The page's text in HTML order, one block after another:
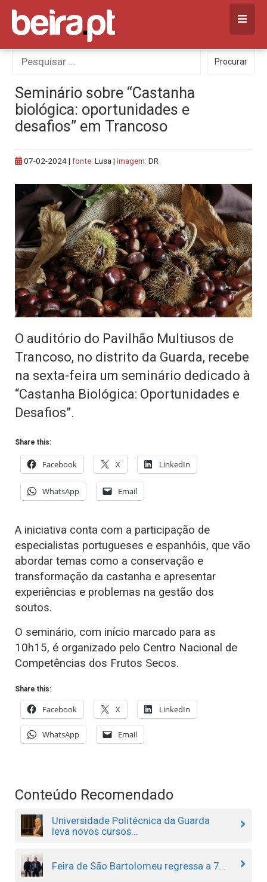
Skip
content
Procurar
por:
Procurar
Seminário sobre “Castanha
biológica: oportunidades e
desafios” em Trancoso
07-02-2024| fonte: Lusa | imagem: DR
O auditório do Pavilhão Multiusos de
Trancoso, no distrito da Guarda, recebe
na sexta-feira um seminário dedicado à
“Castanha Biológica: Oportunidades e
Desafios”.
Share this:
Facebook X LinkedIn
WhatsApp Email
A iniciativa conta com a participação de
especialistas portugueses e espanhóis, que vão
abordar temas como a conservação e
transformação da castanha e apresentar
experiências e problemas na gestão dos
soutos.
O seminário, com início marcado para as
10h15, é organizado pelo Centro Nacional de
Competências dos Frutos Secos.
Share this:
Facebook X LinkedIn
WhatsApp Email
Conteúdo Recomendado
Universidade Politécnica da Guarda
leva novos cursos...
Feira de São Bartolomeu regressa a 7...